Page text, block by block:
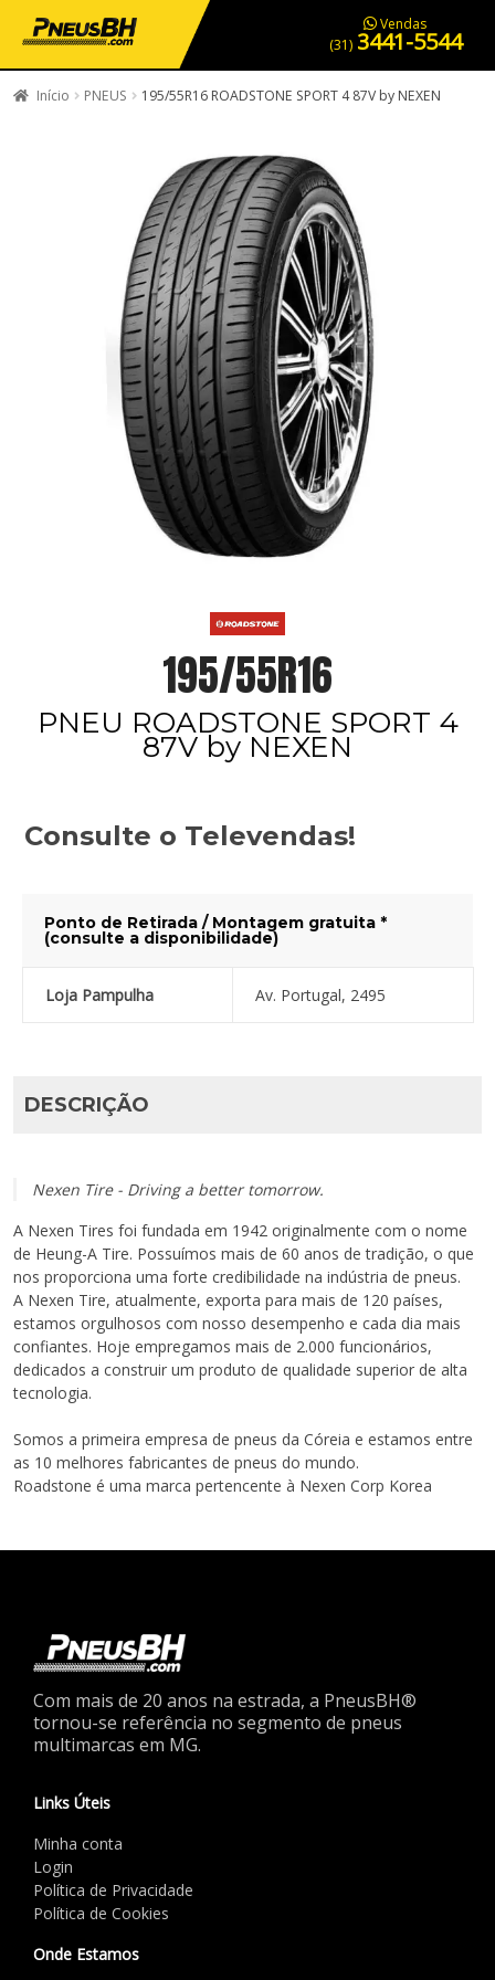
PNEUS EM OFERTA SERVIÇOS AUTOMOTIVOS NOSSA LOJA
Vendas
(31) 3441-5544
Início PNEUS 195/55R16 ROADSTONE SPORT 4 87V by NEXEN
195/55R16
PNEU ROADSTONE SPORT 4
87V by NEXEN
Consulte o Televendas!
Ponto de Retirada / Montagem gratuita *
(consulte a disponibilidade)
Loja Pampulha Av. Portugal, 2495
DESCRIÇÃO
Nexen Tire - Driving a better tomorrow.
A Nexen Tires foi fundada em 1942 originalmente com o nome
de Heung-A Tire. Possuímos mais de 60 anos de tradição, o que
nos proporciona uma forte credibilidade na indústria de pneus.
A Nexen Tire, atualmente, exporta para mais de 120 países,
estamos orgulhosos com nosso desempenho e cada dia mais
confiantes. Hoje empregamos mais de 2.000 funcionários,
dedicados a construir um produto de qualidade superior de alta
tecnologia.
Somos a primeira empresa de pneus da Córeia e estamos entre
as 10 melhores fabricantes de pneus do mundo.
Roadstone é uma marca pertencente à Nexen Corp Korea
Com mais de 20 anos na estrada, a PneusBH®
tornou-se referência no segmento de pneus
multimarcas em MG.
Links Úteis
Minha conta
Login
Política de Privacidade
Política de Cookies
Onde Estamos